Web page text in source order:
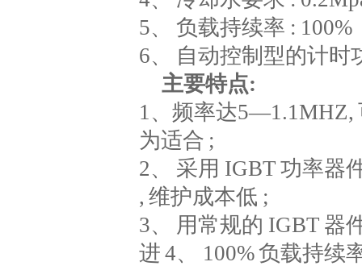
5、 负载持续率 : 100%
6、 自动控制型的计
主要特点:
1、频率达5—1.1MHZ,
为适合 ;
2、 采用 IGBT 功率器
, 维护成本低 ;
3、 用常规的 IGBT 器
进 4、 100% 负载持续